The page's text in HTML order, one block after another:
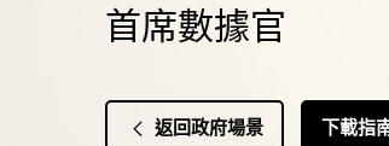
首席數據官
返回政府場景 下載指